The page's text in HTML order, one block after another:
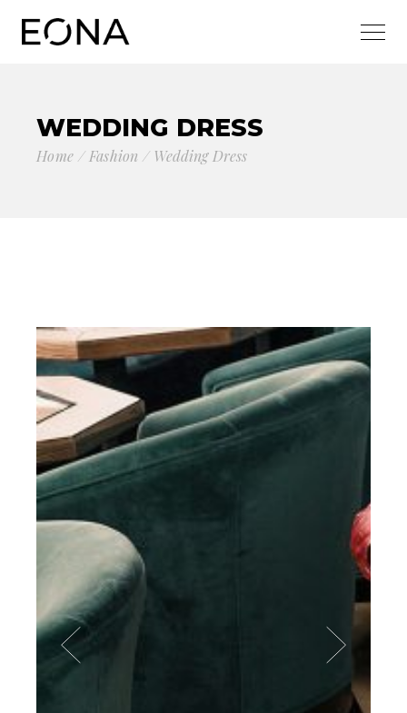
WEDDING DRESS
Home Fashion Wedding Dress